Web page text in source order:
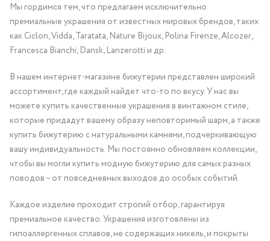
Мы гордимся тем, что предлагаем исключительно
премиальные украшения от известных мировых брендов, таких
как Ciclon, Vidda, Taratata, Nature Bijoux, Polina Firenze, Alcozer,
Francesca Bianchi, Dansk, Lanzerotti и др.
В нашем интернет-магазине бижутерии представлен широкий
ассортимент, где каждый найдет что-то по вкусу. У нас вы
можете купить качественные украшения в винтажном стиле,
которые придадут вашему образу неповторимый шарм, а также
купить бижутерию с натуральными камнями, подчеркивающую
вашу индивидуальность. Мы постоянно обновляем коллекции,
чтобы вы могли купить модную бижутерию для самых разных
поводов – от повседневных выходов до особых событий.
Каждое изделие проходит строгий отбор, гарантируя
премиальное качество. Украшения изготовлены из
гипоаллергенных сплавов, не содержащих никель, и покрыты